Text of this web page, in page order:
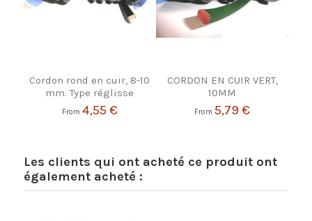
Cordon rond en cuir, 8-10
mm. Type réglisse
From 4,55 €
CORDON EN CUIR VERT,
10MM
From5,79 €
Les clients qui ont acheté ce produit ont
également acheté :